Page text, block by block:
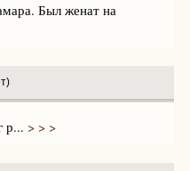
Был женат на
р... > > >